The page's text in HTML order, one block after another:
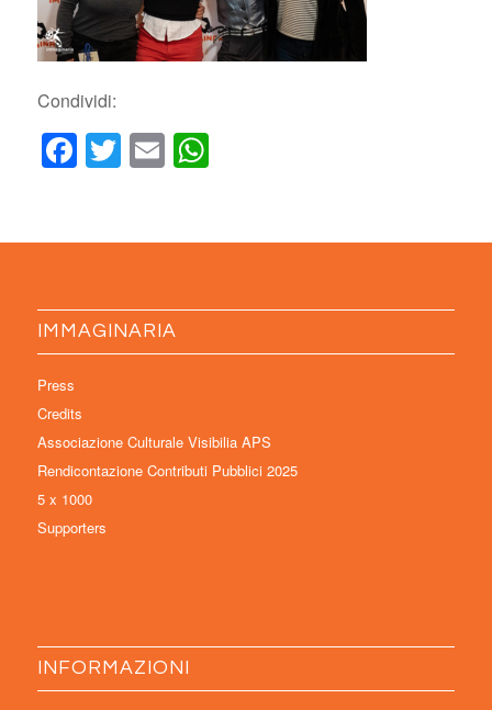
Condividi:
Facebook
Twitter
EmailWhatsApp
IMMAGINARIA
Press
Credits
Associazione Culturale Visibilia APS
Rendicontazione Contributi Pubblici 2025
5 x 1000
Supporters
INFORMAZIONI